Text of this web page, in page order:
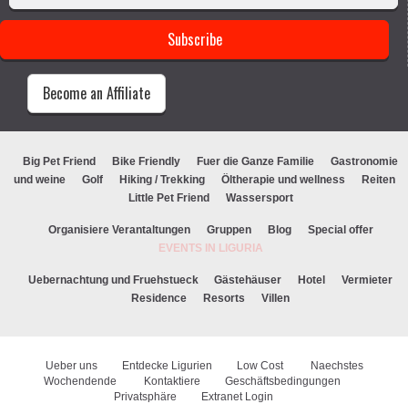
Become an Affiliate
Big Pet Friend Bike Friendly Fuer die Ganze Familie
Gastronomie
und weine
Golf Hiking / Trekking Öltherapie und wellness
Reiten
Little Pet Friend
Wassersport
Organisiere Verantaltungen Gruppen Blog
Special offer
EVENTS IN LIGURIA
Uebernachtung und Fruehstueck Gästehäuser Hotel
Vermieter
Residence
Resorts Villen
Ueber uns Entdecke Ligurien Low Cost
Naechstes
Wochendende
Kontaktiere
Geschäftsbedingungen
Privatsphäre
Extranet Login